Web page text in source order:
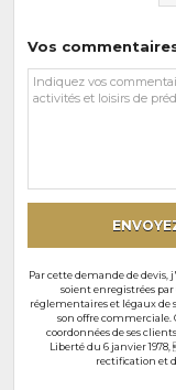
Vos
Vos
commentaires
Par cette demande de
soient enregistrées
réglementaires et légaux
son offre commerciale.
coordonnées de ses
Liberté du 6 janvier
rectification et